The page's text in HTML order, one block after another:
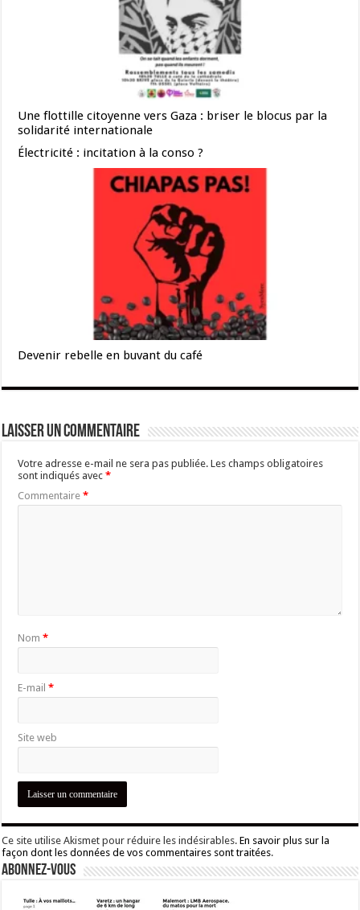
Une flottille citoyenne vers Gaza : briser le blocus par la
solidarité internationale
Électricité : incitation à la conso ?
Devenir rebelle en buvant du café
Laisser un commentaire
Votre adresse e-mail ne sera pas publiée. Les champs obligatoires
sont indiqués avec*
Commentaire*
Nom*
E-mail*
Site web
Ce site utilise Akismet pour réduire les indésirables.En savoir plus sur la
façon dont les données de vos commentaires sont traitées.
Abonnez-vous